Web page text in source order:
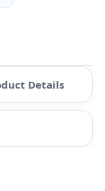
Details